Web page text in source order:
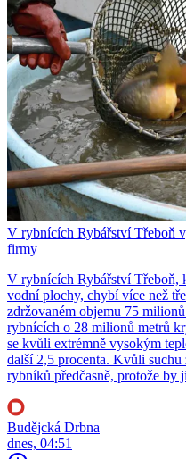
V rybnících Rybářství Třeboň
firmy
V rybnících Rybářství Třeboň,
vodní plochy, chybí více než
zdržovaném objemu 75
rybnících o 28 milionů metrů
se kvůli extrémně vysokým
další 2,5 procenta. Kvůli
rybníků předčasně, protože by
Budějcká Drbna
dnes, 04:51